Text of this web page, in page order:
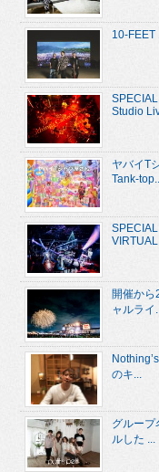
10-
Studio
ヤバイT
Tank-
開催か
ャルライ
のキ...
グループ
ルした ...